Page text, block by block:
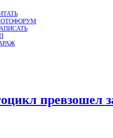
превзошел